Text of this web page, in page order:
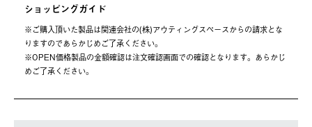
ショッピングガイド
※ご購⼊頂いた製品は関連会社の(株)アウティングスペースからの請求とな
りますのであらかじめご了承ください。
※OPEN価格製品の⾦額確認は注⽂確認画⾯での確認となります。あらかじ
めご了承ください。